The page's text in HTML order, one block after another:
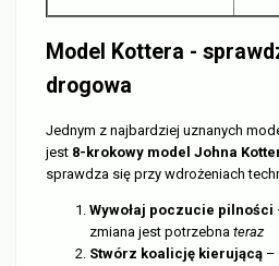
Model Kottera -
drogowa
Jednym z najbardziej uznanych
jest 8-krokowy model Johna
sprawdza się przy wdrożeniach
Wywołaj poczucie pilności
zmiana jest potrzebna teraz
Stwórz koalicję kierującą –